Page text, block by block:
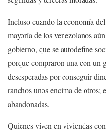
Incluso cuando la economía
mayoría de los venezolanos
gobierno, que se autodefine
porque compraron una con un
desesperadas por conseguir
ranchos unos encima de otros;
abandonadas.
Quienes viven en viviendas